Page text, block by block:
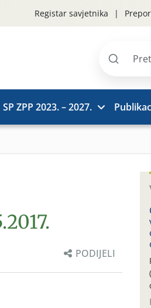
Registar savjetnika
Pretraži
SP ZPP 2023. – 2027.
PODIJELI